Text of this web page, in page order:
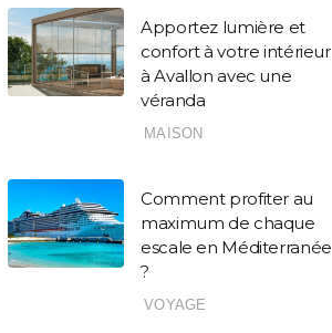
Apportez lumière et
confort à votre intérieur
à Avallon avec une
véranda
MAISON
Comment profiter au
maximum de chaque
escale en Méditerranée
?
VOYAGE